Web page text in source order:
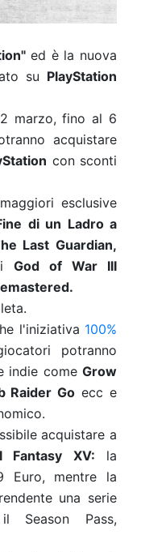
ed è la nuova
su PlayStation
marzo, fino al 6
acquistare
con sconti
esclusive
di un Ladro a
Last Guardian,
God of War III
l'iniziativa 100%
potranno
indie come Grow
Raider Go ecc e
acquistare a
Fantasy XV: la
Euro, mentre la
una serie
Season Pass,